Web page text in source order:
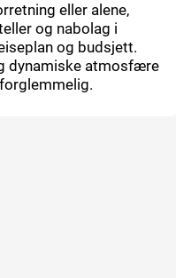
eller alene,
og nabolag i
og budsjett.
dynamiske atmosfære